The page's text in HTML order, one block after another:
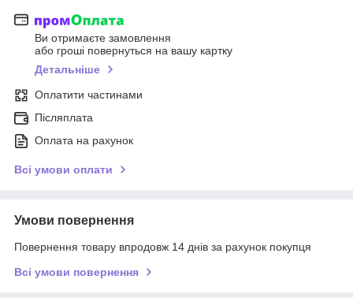
Ви отримаєте замовлення
або гроші повернуться на вашу картку
Детальніше
Оплатити частинами
Післяплата
Оплата на рахунок
Всі умови оплати
Умови повернення
Повернення товару впродовж 14 днів за рахунок покупця
Всі умови повернення